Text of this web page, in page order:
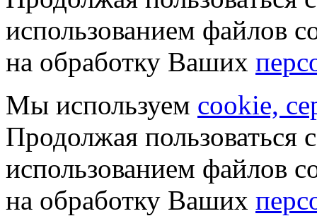
использованием файлов
на обработку Ваших
Мы используем cookie,
Продолжая пользоваться
использованием файлов
на обработку Ваших